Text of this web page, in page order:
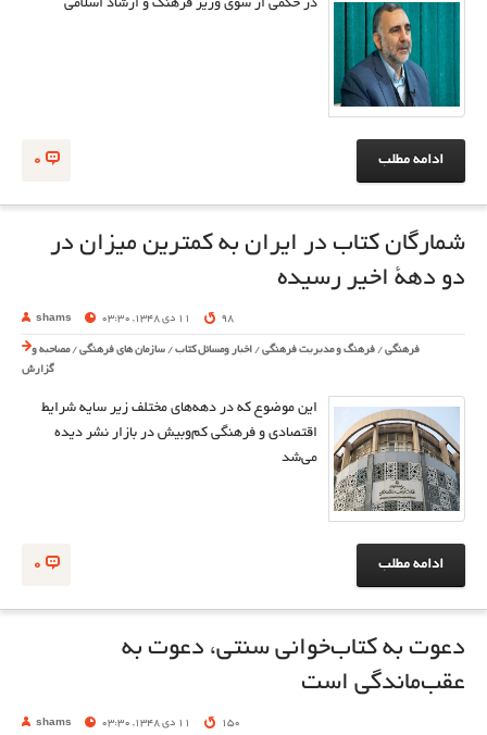
در حکمی از سوی وزیر فرهنگ و ارشاد اسلامی
0 ادامه مطلب
شمارگان کتاب‌ در ایران به کمترین میزان در
دو دهۀ اخیر رسیده
shams 11 دی 1348, 03:30 98
فرهنگی / فرهنگ و مدیریت فرهنگی / اخبار ومسائل کتاب / سازمان های فرهنگی /مصاحبه و
گزارش
این موضوع که در دهه‌های مختلف زیر سایه شرایط
اقتصادی و فرهنگی کم‌وبیش در بازار نشر دیده
می‌شد
0 ادامه مطلب
دعوت به کتاب‌خوانی سنتی، دعوت به
عقب‌ماندگی است
shams 11 دی 1348, 03:30 150